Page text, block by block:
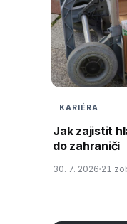
KARIÉRA
Jak zajistit
do zahraničí
30. 7. 2026 21